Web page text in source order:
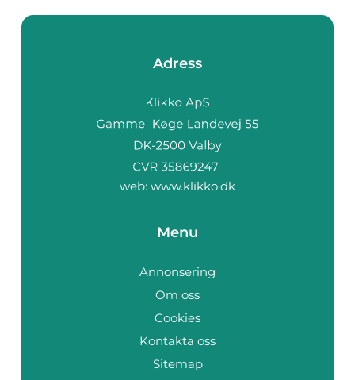
Adress
web: www.klikko.dk
Menu
Annonsering
Om oss
Cookies
Kontakta oss
Sitemap